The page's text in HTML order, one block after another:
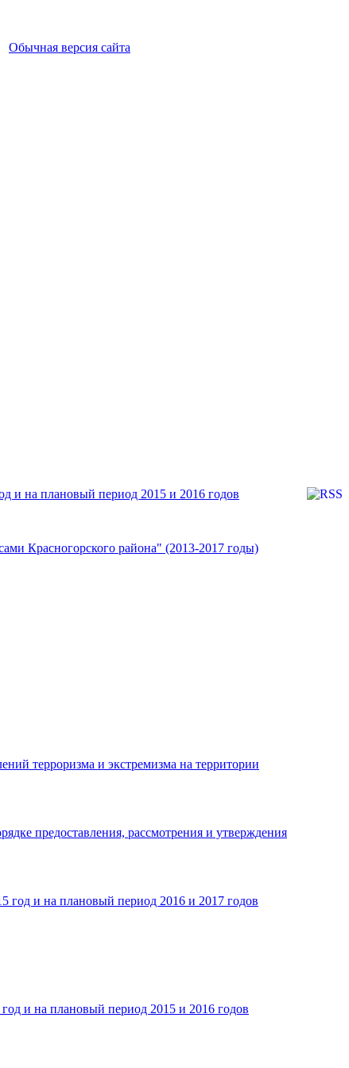
Обычная версия сайта
и на плановый период 2015 и 2016 годов
Красногорского района" (2013-2017 годы)
терроризма и экстремизма на территории
предоставления, рассмотрения и утверждения
год и на плановый период 2016 и 2017 годов
и на плановый период 2015 и 2016 годов